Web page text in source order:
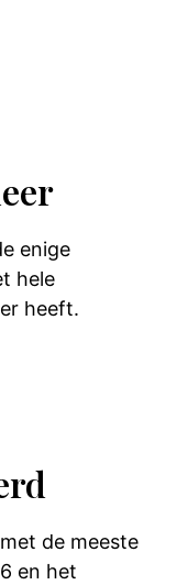
enige
hele
heeft.
de meeste
en het